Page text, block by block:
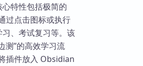
特性包括极简的
过点击图标或执行
、考试复习等。该
测”的高效学习流
插件放入 Obsidian